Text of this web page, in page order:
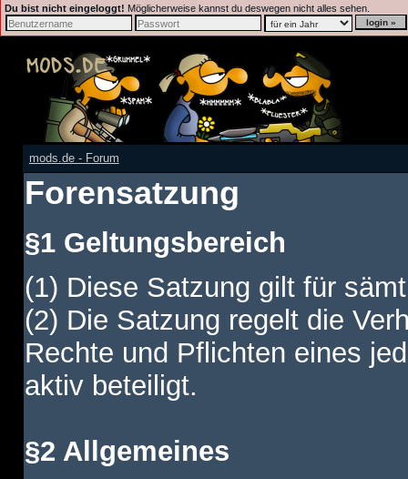
Du bist nicht eingeloggt! Möglicherweise kannst du deswegen nicht alles sehen.
mods.de - Forum
Forensatzung
§1 Geltungsbereich
(1) Diese Satzung gilt für
(2) Die Satzung regelt die
Rechte und Pflichten eines
aktiv beteiligt.
§2 Allgemeines